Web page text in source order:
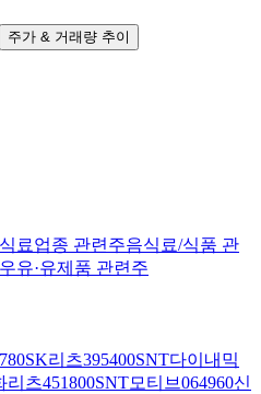
주가 & 거래량 추이
료업종 관련주음식료/식품 관
우유·유제품 관련주
SK리츠395400SNT다이내믹
리츠451800SNT모티브064960신